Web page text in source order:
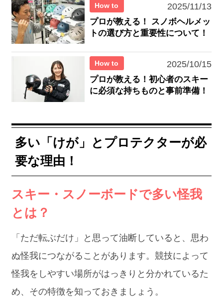
How to 2025/11/13
プロが教える！ スノボヘルメッ
トの選び方と重要性について！
How to 2025/10/15
プロが教える！初心者のスキー
に必須な持ちものと事前準備！
多い「けが」とプロテクターが必
要な理由！
スキー・スノーボードで多い怪我
とは？
「ただ転ぶだけ」と思って油断していると、思わ
ぬ怪我につながることがあります。競技によって
怪我をしやすい場所がはっきりと分かれているた
め、その特徴を知っておきましょう。